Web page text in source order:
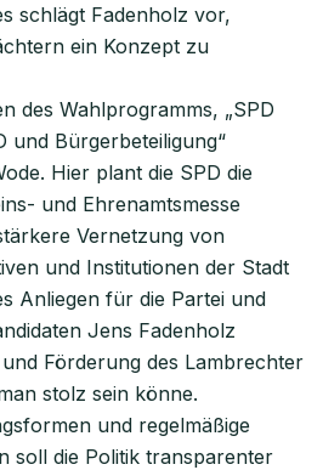
schlägt Fadenholz vor,
ein Konzept zu
des Wahlprogramms, „SPD
und Bürgerbeteiligung“
Hier plant die SPD die
und Ehrenamtsmesse
Vernetzung von
und Institutionen der Stadt
Anliegen für die Partei und
Jens Fadenholz
Förderung des Lambrechter
stolz sein könne.
und regelmäßige
soll die Politik transparenter